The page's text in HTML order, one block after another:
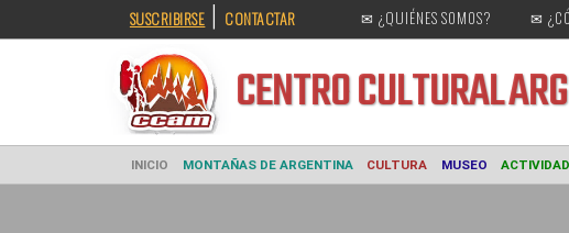
SUSCRIBIRSE | CONTACTAR ✉ ¿QUIÉNES SOMOS? ✉
CENTRO CULTURAL
INICIO MONTAÑAS DE ARGENTINA CULTURA MUSEO